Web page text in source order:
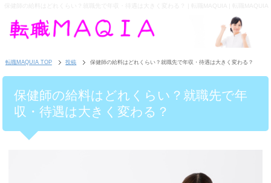
転職MAQUIA TOP 投稿 保健師の給料はどれくらい？就職先で年収・待遇は大きく変わる？
保健師の給料はどれくらい？就職先で年
収・待遇は大きく変わる？